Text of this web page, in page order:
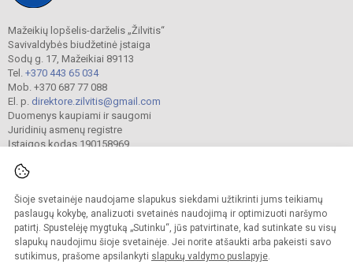
Šioje svetainėje naudojame slapukus siekdami užtikrinti jums teikiamų
paslaugų kokybę, analizuoti svetainės naudojimą ir optimizuoti naršymo
patirtį. Spustelėję mygtuką „Sutinku“, jūs patvirtinate, kad sutinkate su visų
slapukų naudojimu šioje svetainėje. Jei norite atšaukti arba pakeisti savo
sutikimus, prašome apsilankyti slapukų valdymo puslapyje.
Mažeikių lopšelis-darželis „Žilvitis“
Savivaldybės biudžetinė įstaiga
Sodų g. 17, Mažeikiai 89113
Tel. +370 443 65 034
Mob. +370 687 77 088
El. p. direktore.zilvitis@gmail.com
Duomenys kaupiami ir saugomi
Juridinių asmenų registre
Įstaigos kodas 190158969
© 2024. Mažeikių lopšelis-darželis „Žilvitis“. Visos teisės saugomos.
Kopijuoti turinį be raštiško įstaigos administracijos sutikimo griežtai draudžiama.
Prieinamumo paraiška Slapukų valdymas
Sumanus būdas atnaujinti